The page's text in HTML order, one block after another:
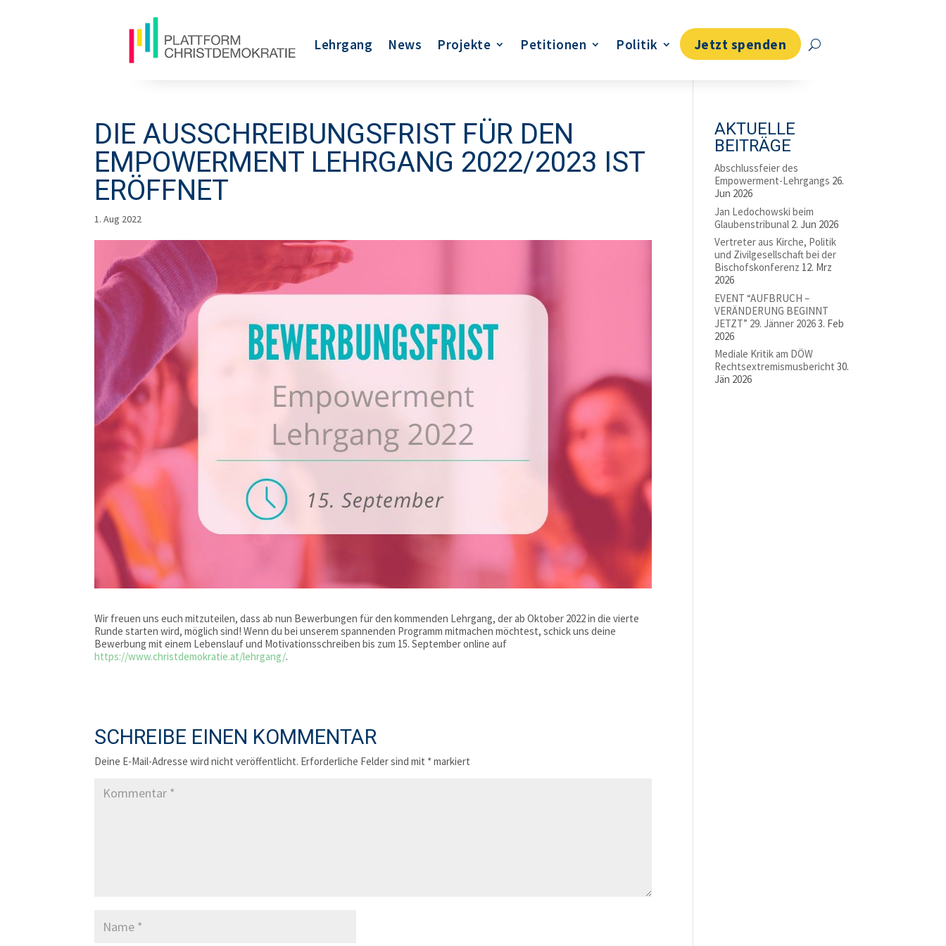
Lehrgang News Projekte Petitionen Politik Jetzt spenden
DIE AUSSCHREIBUNGSFRIST FÜR DEN
EMPOWERMENT LEHRGANG 2022/2023 IST
ERÖFFNET
1. Aug 2022
Wir freuen uns euch mitzuteilen, dass ab nun Bewerbungen für den kommenden Lehrgang, der ab Oktober 2022 in die vierte
Runde starten wird, möglich sind! Wenn du bei unserem spannenden Programm mitmachen möchtest, schick uns deine
Bewerbung mit einem Lebenslauf und Motivationsschreiben bis zum 15. September online auf
https://www.christdemokratie.at/lehrgang/.
SCHREIBE EINEN KOMMENTAR
Deine E-Mail-Adresse wird nicht veröffentlicht. Erforderliche Felder sind mit *markiert
AKTUELLE
BEITRÄGE
Abschlussfeier des
Empowerment-Lehrgangs 26.
Jun 2026
Jan Ledochowski beim
Glaubenstribunal 2. Jun 2026
Vertreter aus Kirche, Politik
und Zivilgesellschaft bei der
Bischofskonferenz 12. Mrz
2026
EVENT “AUFBRUCH –
VERÄNDERUNG BEGINNT
JETZT” 29. Jänner 20263. Feb
2026
Mediale Kritik am DÖW
Rechtsextremismusbericht 30.
Jän 2026